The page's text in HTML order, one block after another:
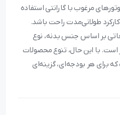
مرغوب با گارانتی استفاده
طولانی‌مدت راحت باشد.
بر اساس جنس بدنه، نوع
است. با این حال، تنوع محصولات
برای هر بودجه‌ای، گزینه‌ای